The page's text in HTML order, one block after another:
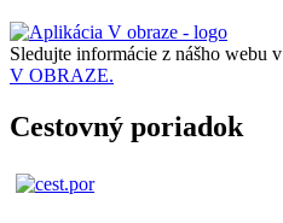
Sledujte informácie z nášho webu v
V OBRAZE.
Cestovný poriadok